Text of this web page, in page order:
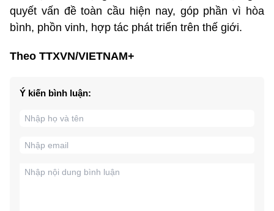
quyết vấn đề toàn cầu hiện nay, góp phần vì hòa
bình, phồn vinh, hợp tác phát triển trên thế giới.
Theo TTXVN/VIETNAM+
Ý kiến bình luận: